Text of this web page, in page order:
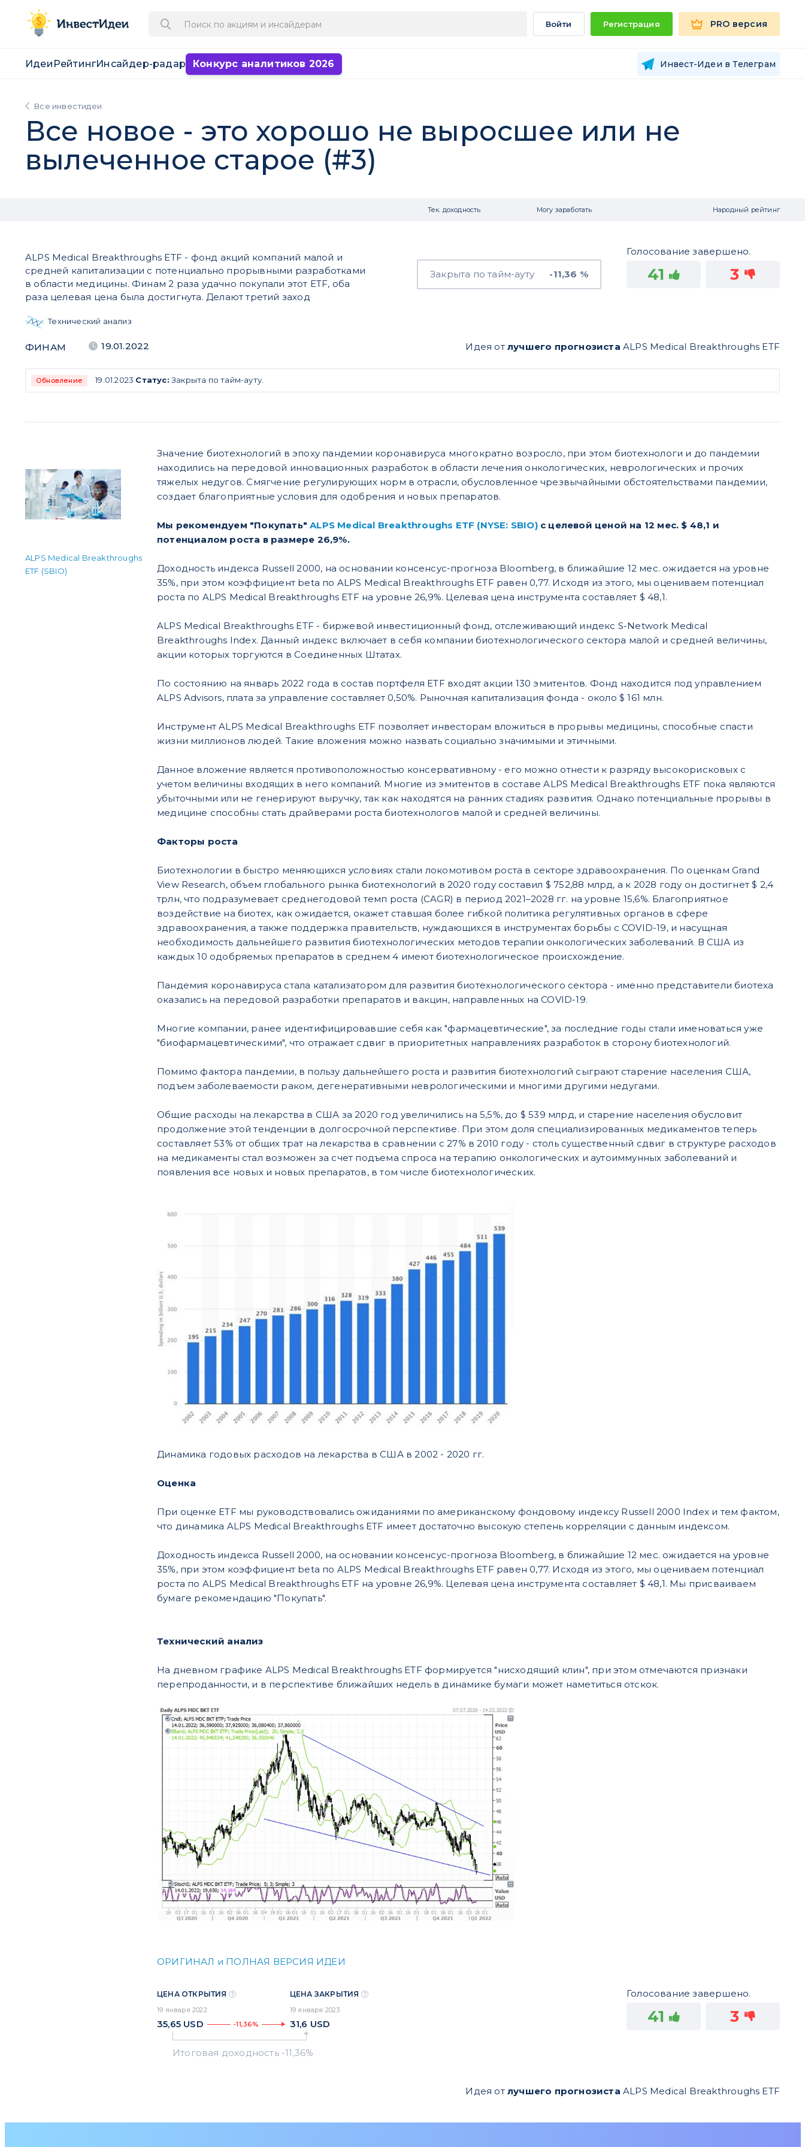
Войти Регистрация PRO версия
Идеи РейтингИнсайдер-радар Конкурс аналитиков 2026 Инвест-Идеи в Телеграм
Все инвестидеи
Все новое - это хорошо не выросшее или не
вылеченное старое (#3)
Тек. доходность Могу заработать Народный рейтинг
ALPS Medical Breakthroughs ETF - фонд акций компаний малой и
средней капитализации с потенциально прорывными разработками
в области медицины. Финам 2 раза удачно покупали этот ETF, оба
раза целевая цена была достигнута. Делают третий заход
Закрыта по тайм-ауту -11,36 %
Голосование завершено.
41 3
Технический анализ
ФИНАМ 19.01.2022 Идея от лучшего прогнозиста ALPS Medical Breakthroughs ETF
Обновление 19.01.2023 Статус: Закрыта по тайм-ауту.
ALPS Medical Breakthroughs
ETF (SBIO)
Значение биотехнологий в эпоху пандемии коронавируса многократно возросло, при этом биотехнологи и до пандемии
находились на передовой инновационных разработок в области лечения онкологических, неврологических и прочих
тяжелых недугов. Смягчение регулирующих норм в отрасли, обусловленное чрезвычайными обстоятельствами пандемии,
создает благоприятные условия для одобрения и новых препаратов.
Мы рекомендуем "Покупать"ALPS Medical Breakthroughs ETF (NYSE: SBIO)с целевой ценой на 12 мес. $ 48,1 и
потенциалом роста в размере 26,9%.
Доходность индекса Russell 2000, на основании консенсус-прогноза Bloomberg, в ближайшие 12 мес. ожидается на уровне
35%, при этом коэффициент beta по ALPS Medical Breakthroughs ETF равен 0,77. Исходя из этого, мы оцениваем потенциал
роста по ALPS Medical Breakthroughs ETF на уровне 26,9%. Целевая цена инструмента составляет $ 48,1.
ALPS Medical Breakthroughs ETF - биржевой инвестиционный фонд, отслеживающий индекс S-Network Medical
Breakthroughs Index. Данный индекс включает в себя компании биотехнологического сектора малой и средней величины,
акции которых торгуются в Соединенных Штатах.
По состоянию на январь 2022 года в состав портфеля ETF входят акции 130 эмитентов. Фонд находится под управлением
ALPS Advisors, плата за управление составляет 0,50%. Рыночная капитализация фонда - около $ 161 млн.
Инструмент ALPS Medical Breakthroughs ETF позволяет инвесторам вложиться в прорывы медицины, способные спасти
жизни миллионов людей. Такие вложения можно назвать социально значимыми и этичными.
Данное вложение является противоположностью консервативному - его можно отнести к разряду высокорисковых с
учетом величины входящих в него компаний. Многие из эмитентов в составе ALPS Medical Breakthroughs ETF пока являются
убыточными или не генерируют выручку, так как находятся на ранних стадиях развития. Однако потенциальные прорывы в
медицине способны стать драйверами роста биотехнологов малой и средней величины.
Факторы роста
Биотехнологии в быстро меняющихся условиях стали локомотивом роста в секторе здравоохранения. По оценкам Grand
View Research, объем глобального рынка биотехнологий в 2020 году составил $ 752,88 млрд, а к 2028 году он достигнет $ 2,4
трлн, что подразумевает среднегодовой темп роста (CAGR) в период 2021–2028 гг. на уровне 15,6%. Благоприятное
воздействие на биотех, как ожидается, окажет ставшая более гибкой политика регулятивных органов в сфере
здравоохранения, а также поддержка правительств, нуждающихся в инструментах борьбы с COVID-19, и насущная
необходимость дальнейшего развития биотехнологических методов терапии онкологических заболеваний. В США из
каждых 10 одобряемых препаратов в среднем 4 имеют биотехнологическое происхождение.
Пандемия коронавируса стала катализатором для развития биотехнологического сектора - именно представители биотеха
оказались на передовой разработки препаратов и вакцин, направленных на COVID-19.
Многие компании, ранее идентифицировавшие себя как "фармацевтические", за последние годы стали именоваться уже
"биофармацевтическими", что отражает сдвиг в приоритетных направлениях разработок в сторону биотехнологий.
Помимо фактора пандемии, в пользу дальнейшего роста и развития биотехнологий сыграют старение населения США,
подъем заболеваемости раком, дегенеративными неврологическими и многими другими недугами.
Общие расходы на лекарства в США за 2020 год увеличились на 5,5%, до $ 539 млрд, и старение населения обусловит
продолжение этой тенденции в долгосрочной перспективе. При этом доля специализированных медикаментов теперь
составляет 53% от общих трат на лекарства в сравнении с 27% в 2010 году - столь существенный сдвиг в структуре расходов
на медикаменты стал возможен за счет подъема спроса на терапию онкологических и аутоиммунных заболеваний и
появления все новых и новых препаратов, в том числе биотехнологических.
Динамика годовых расходов на лекарства в США в 2002 - 2020 гг.
Оценка
При оценке ETF мы руководствовались ожиданиями по американскому фондовому индексу Russell 2000 Index и тем фактом,
что динамика ALPS Medical Breakthroughs ETF имеет достаточно высокую степень корреляции с данным индексом.
Доходность индекса Russell 2000, на основании консенсус-прогноза Bloomberg, в ближайшие 12 мес. ожидается на уровне
35%, при этом коэффициент beta по ALPS Medical Breakthroughs ETF равен 0,77. Исходя из этого, мы оцениваем потенциал
роста по ALPS Medical Breakthroughs ETF на уровне 26,9%. Целевая цена инструмента составляет $ 48,1. Мы присваиваем
бумаге рекомендацию "Покупать".
Технический анализ
На дневном графике ALPS Medical Breakthroughs ETF формируется "нисходящий клин", при этом отмечаются признаки
перепроданности, и в перспективе ближайших недель в динамике бумаги может наметиться отскок.
ОРИГИНАЛ и ПОЛНАЯ ВЕРСИЯ ИДЕИ
ЦЕНА ОТКРЫТИЯ
19 января 2022
35,65 USD -11,36%
ЦЕНА ЗАКРЫТИЯ
19 января 2023
31,6 USD
Голосование завершено.
41 3
Идея от лучшего прогнозиста ALPS Medical Breakthroughs ETF